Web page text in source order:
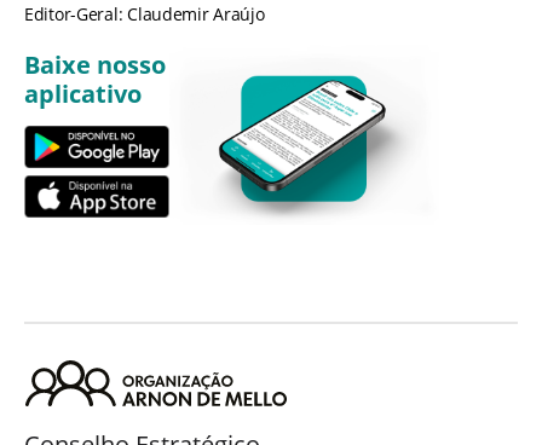
Editor-Geral: Claudemir Araújo
Baixe nosso
aplicativo